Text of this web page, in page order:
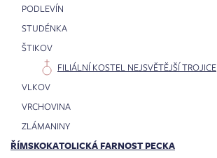
PODLEVÍN
STUDÉNKA
ŠTIKOV
FILIÁLNÍ KOSTEL NEJSVĚTĚJŠÍ TROJICE
VLKOV
VRCHOVINA
ZLÁMANINY
ŘÍMSKOKATOLICKÁ FARNOST PECKA